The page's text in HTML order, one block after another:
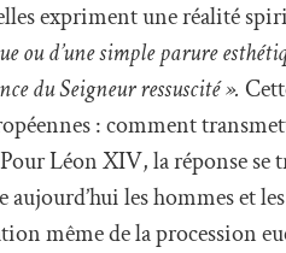
expriment une réalité
ou d’une simple parure
du Seigneur ressuscité ».
: comment
Léon XIV, la réponse se
les hommes et
même de la procession